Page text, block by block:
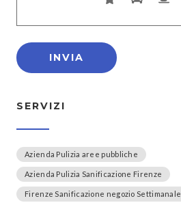
SERVIZI
Azienda Pulizia aree pubbliche
Azienda Pulizia Sanificazione Firenze
Firenze Sanificazione negozio Settimanale